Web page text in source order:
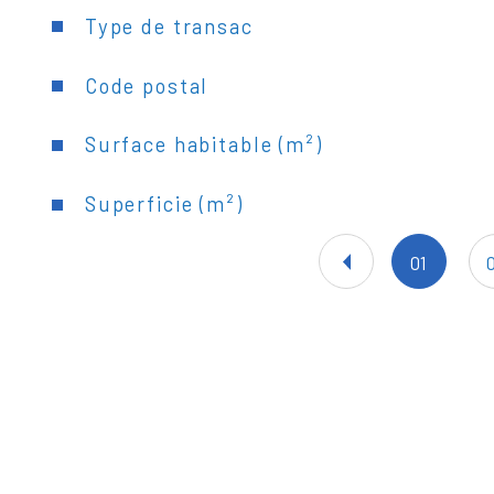
Caractéristiques Valeurs
Type de transac
Code postal
Surface habitable (m²)
Superficie (m²)
01